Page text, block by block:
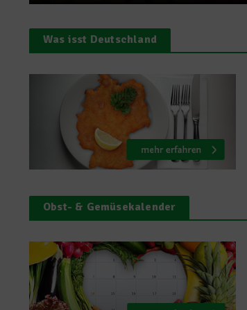
Was isst Deutschland
Obst- & Gemüsekalender